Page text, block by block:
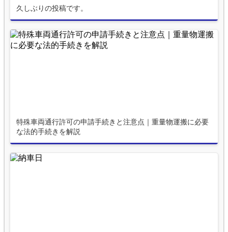
久しぶりの投稿です。
特殊車両通行許可の申請手続きと注意点｜重量物運搬に必要
な法的手続きを解説